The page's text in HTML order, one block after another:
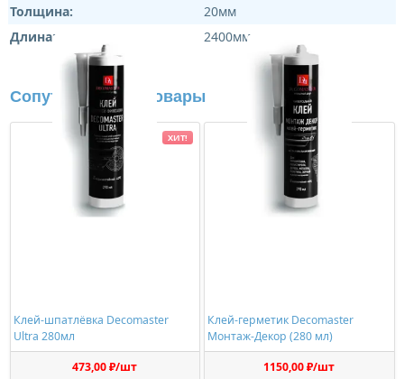
Толщина:
20мм
Длина:
2400мм
Сопутствующие товары
Клей-шпатлёвка Decomaster
Ultra 280мл
473,00 ₽/шт
ХИТ!
Клей-герметик Decomaster
Монтаж-Декор (280 мл)
1150,00 ₽/шт